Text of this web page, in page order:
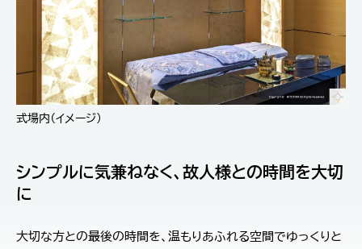
式場内（イメージ）
シンプルに気兼ねなく、故人様との時間を大切
に
大切な方との最後の時間を、温もりあふれる空間でゆっくりと